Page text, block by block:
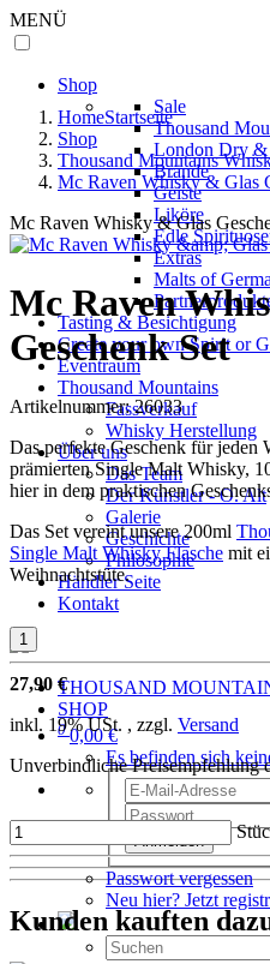
MENÜ
Shop
Sale
Thousand
London Dry &
Brände
Geiste
Liköre
Edle
Extras
Malts of
Tasting & Besichtigung
Create your own Spirit or
Eventraum
Thousand Mountains
Fassverkauf
Whisky Herstellung
Über uns
Das Team
Der Künstler - O. Alt
Galerie
Geschichte
Philosophie
Händler Seite
Kontakt
THOUSAND
SHOP
0 0,00 €
Es befinden sich
Anmelden
Passwort vergessen
Neu hier? Jetzt
HomeStartseite
Shop
Thousand Mountains
Mc Raven Whisky & Glas
Mc Raven Whisky & Glas
Mc Raven
Geschenk Set
Artikelnummer:26033
Das perfekte Geschenk für jeden
prämierten Single Malt Whisky,
hier in dem praktischen
Das Set vereint unsere 200ml
Single Malt Whisky Flasche mit
Weihnachtstüte.
27,90 €
inkl. 19% USt. , zzgl. Versand
Unverbindliche Preisempfehlung
Kunden kauften